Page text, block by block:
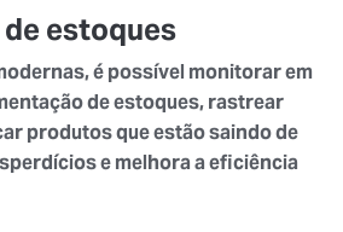
estoques
é possível monitorar em
de estoques, rastrear
produtos que estão saindo de
e melhora a eficiência